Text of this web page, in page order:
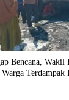
Bencana,
Terdampak